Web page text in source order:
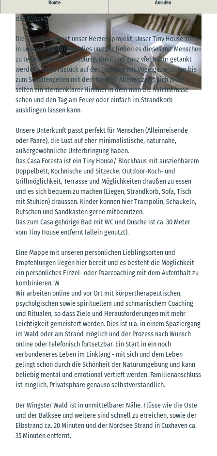
© Dorothea Teodorescu
Route Anrufen
der Wingst.
Die Casa Foresta ist unser Herzensprojekt. Unser Tiny House steht
in unserem Gartenparadies und wir lieben es dieses mit Menschen
zu teilen. Hier kann Erholung, Ruhe und ganz viel Natur getankt
werden - vom Früstück auf der Terrasse mit Vogelgezwitscher bis
zum Schlafengehen mit dem Kauzruf. Abends zeigt sich nicht
selten ein sternenklarer Himmel in dem man die Milchstrasse
sehen und den Tag am Feuer oder einfach im Strandkorb
ausklingen lassen kann.
Unsere Unterkunft passt perfekt für Menschen (Alleinreisende
oder Paare), die Lust auf eher minimalistische, naturnahe,
außergewöhnliche Unterbringung haben.
Das Casa Foresta ist ein Tiny House/ Blockhaus mit ausziehbarem
Doppelbett, Kochnische und Sitzecke, Outdoor-Koch- und
Grillmöglichkeit, Terrasse und Möglichkeiten draußen zu essen
und es sich bequem zu machen (Liegen, Strandkorb, Sofa, Tisch
mit Stühlen) draussen. Kinder können hier Trampolin, Schaukeln,
Rutschen und Sandkasten gerne mitbenutzen.
Das zum Casa gehörige Bad mit WC und Dusche ist ca. 30 Meter
vom Tiny House entfernt (allein genutzt).
Eine Mappe mit unseren persönlichen Lieblingsorten und
Empfehlungen liegen hier bereit und es besteht die Möglichkeit
ein persönliches Einzel- oder Paarcoaching mit dem Aufenthalt zu
kombinieren. W
Wir arbeiten online und vor Ort mit körpertherapeutischen,
psycholgischen sowie spirituellem und schmanischem Coaching
und Ritualen, so dass Ziele und Herausforderungen mit mehr
Leichtigkeit gemeistert werden. Dies ist u.a. in einem Spaziergang
im Wald oder am Strand möglich und der Prozess nach Wunsch
online oder telefonisch fortsetzbar. Ein Start in ein noch
verbundeneres Leben im Einklang - mit sich und dem Leben
gelingt schon durch die Schönheit der Naturumgebung und kann
beliebig mental und emotional vertieft werden. Familienanschluss
ist möglich, Privatsphäre genauso selbstverständlich.
Der Wingster Wald ist in unmittelbarer Nähe. Flüsse wie die Oste
und der Balksee und weitere sind schnell zu erreichen, sowie der
Elbstrand ca. 20 Minuten und der Nordsee Strand in Cuxhaven ca.
35 Minuten entfernt.